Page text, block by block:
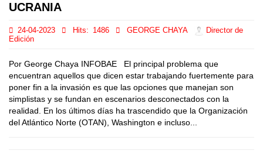
UCRANIA
24-04-2023 Hits: 1486 GEORGE CHAYA
Director de
Edición
Por George Chaya INFOBAE El principal problema que
encuentran aquellos que dicen estar trabajando fuertemente para
poner fin a la invasión es que las opciones que manejan son
simplistas y se fundan en escenarios desconectados con la
realidad. En los últimos días ha trascendido que la Organización
del Atlántico Norte (OTAN), Washington e incluso...